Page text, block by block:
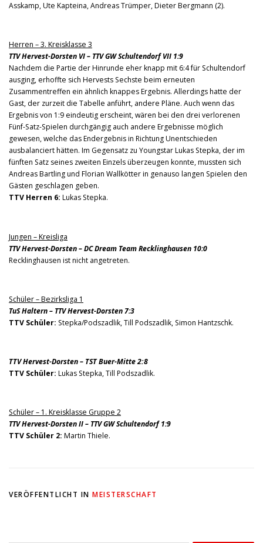
Asskamp, Ute Kapteina, Andreas Trümper, Dieter Bergmann (2).
Herren – 3. Kreisklasse 3
TTV Hervest-Dorsten VI – TTV GW Schultendorf VII 1:9
Nachdem die Partie der Hinrunde eher knapp mit 6:4 für Schultendorf
ausging, erhoffte sich Hervests Sechste beim erneuten
Zusammentreffen ein ähnlich knappes Ergebnis. Allerdings hatte der
Gast, der zurzeit die Tabelle anführt, andere Pläne. Auch wenn das
Ergebnis von 1:9 eindeutig erscheint, wären bei den drei verlorenen
Fünf-Satz-Spielen durchgängig auch andere Ergebnisse möglich
gewesen, welche das Endergebnis in Richtung Unentschieden
ausbalanciert hätten. Im Gegensatz zu Youngstar Lukas Stepka, der im
fünften Satz seines zweiten Einzels überzeugen konnte, mussten sich
Andreas Bartling und Florian Wallkötter in genauso langen Spielen den
Gästen geschlagen geben.
TTV Herren 6: Lukas Stepka.
Jungen – Kreisliga
TTV Hervest-Dorsten – DC Dream Team Recklinghausen 10:0
Recklinghausen ist nicht angetreten.
Schüler – Bezirksliga 1
TuS Haltern – TTV Hervest-Dorsten 7:3
TTV Schüler: Stepka/Podszadlik, Till Podszadlik, Simon Hantzschk.
TTV Hervest-Dorsten – TST Buer-Mitte 2:8
TTV Schüler: Lukas Stepka, Till Podszadlik.
Schüler – 1. Kreisklasse Gruppe 2
TTV Hervest-Dorsten II – TTV GW Schultendorf 1:9
TTV Schüler 2: Martin Thiele.
VERÖFFENTLICHT IN MEISTERSCHAFT